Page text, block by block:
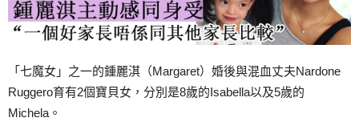
「七魔女」之一的鍾麗淇（Margaret）婚後與混血丈夫Nardone
Ruggero育有2個寶貝女，分別是8歲的Isabella以及5歲的
Michela。